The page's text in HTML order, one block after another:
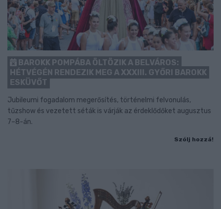
BAROKK POMPÁBA ÖLTÖZIK A BELVÁROS:
HÉTVÉGÉN RENDEZIK MEG A XXXIII. GYŐRI BAROKK
ESKÜVŐT
Jubileumi fogadalom megerősítés, történelmi felvonulás,
tűzshow és vezetett séták is várják az érdeklődőket augusztus
7–8-án.
Szólj hozzá!